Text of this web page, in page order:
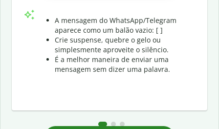
A mensagem do WhatsApp/Telegram
aparece como um balão vazio: [ ]
Crie suspense, quebre o gelo ou
simplesmente aproveite o silêncio.
É a melhor maneira de enviar uma
mensagem sem dizer uma palavra.